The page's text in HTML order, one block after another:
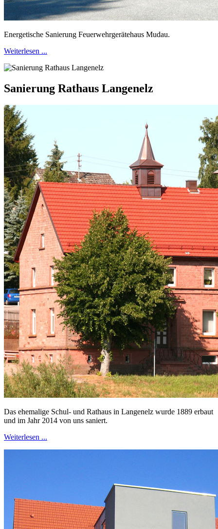
Energetische Sanierung Feuerwehrgerätehaus Mudau.
Weiterlesen ...
Sanierung Rathaus Langenelz
Das ehemalige Schul- und Rathaus in Langenelz wurde 1889 erbaut
und im Jahr 2014 von uns saniert.
Weiterlesen ...